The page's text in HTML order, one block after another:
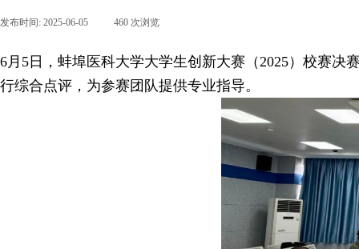
发布时间: 2025-06-05 460 次浏览
6月5日，蚌埠医科大学大学生创新大赛（2025）校赛
行综合点评，为参赛团队提供专业指导。